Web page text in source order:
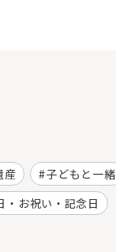
産 子どもと一緒
・お祝い・記念日